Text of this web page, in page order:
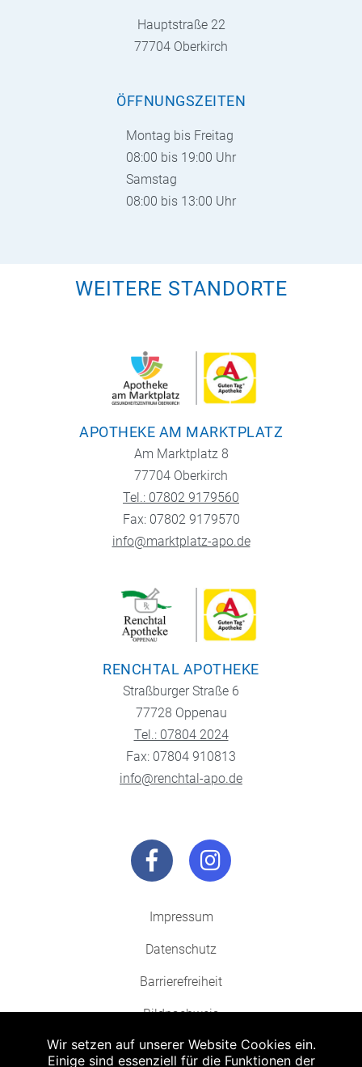
Hauptstraße 22
77704 Oberkirch
ÖFFNUNGSZEITEN
Montag bis Freitag
08:00 bis 19:00 Uhr
Samstag
08:00 bis 13:00 Uhr
WEITERE STANDORTE
APOTHEKE AM MARKTPLATZ
Am Marktplatz 8
77704 Oberkirch
Tel.: 07802 9179560
Fax: 07802 9179570
info@marktplatz-apo.de
RENCHTAL APOTHEKE
Straßburger Straße 6
77728 Oppenau
Tel.: 07804 2024
Fax: 07804 910813
info@renchtal-apo.de
Impressum
Datenschutz
Barrierefreiheit
Bildnachweis
Wir setzen auf unserer Website Cookies ein.
Einige sind essenziell für die Funktionen der